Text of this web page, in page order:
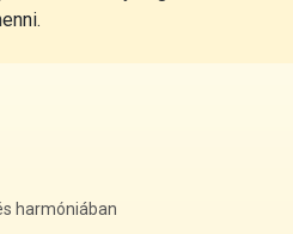
harmóniában